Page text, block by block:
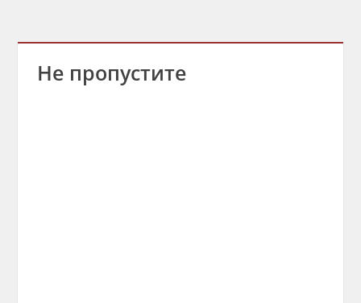
Не пропустите